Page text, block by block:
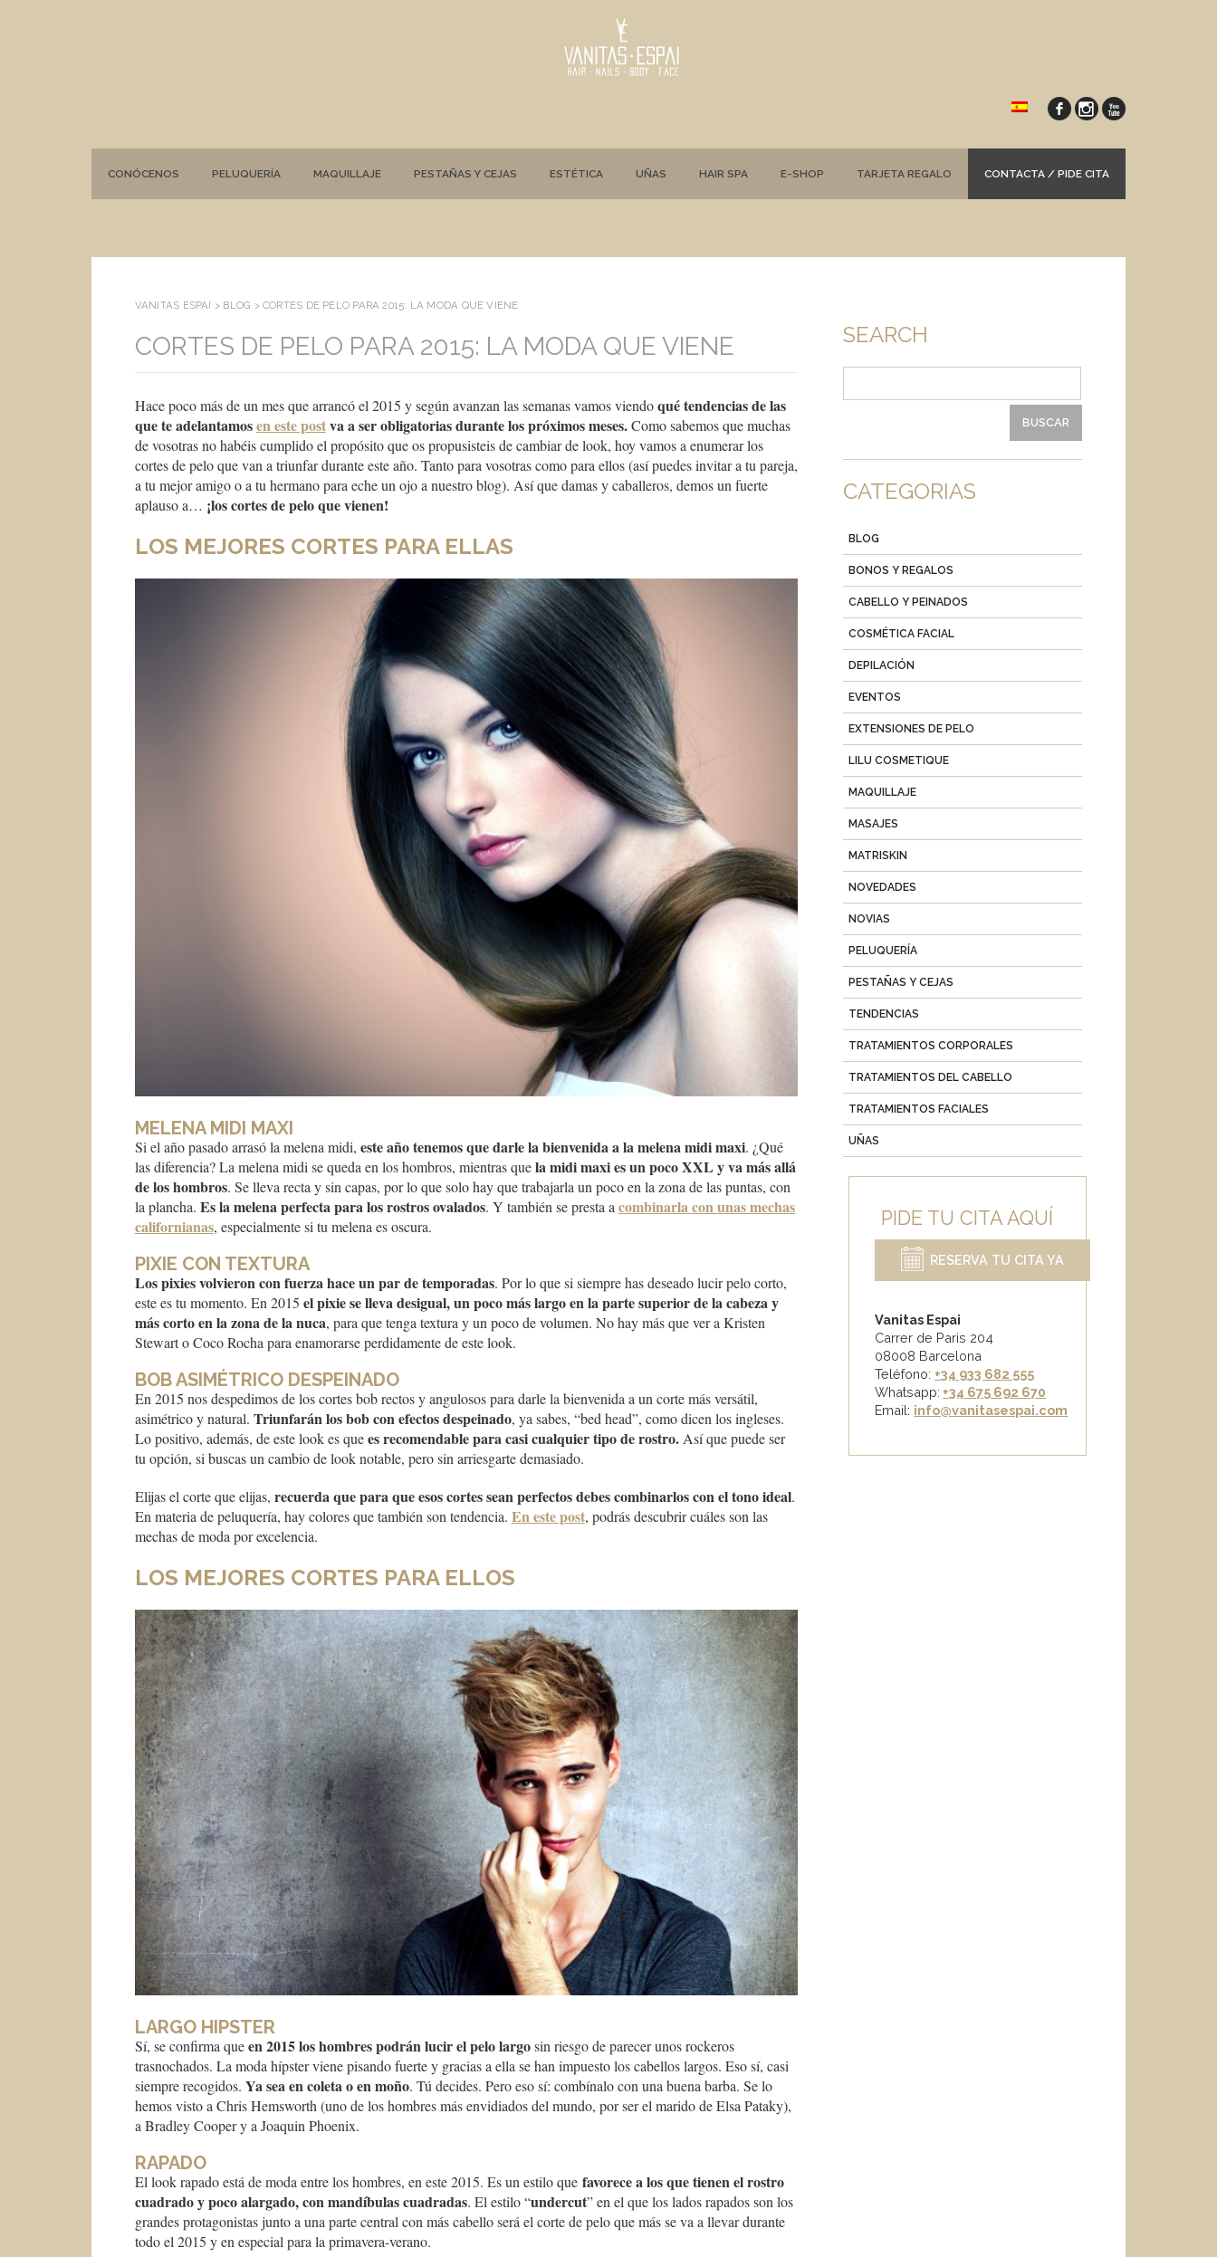
CONÓCENOS PELUQUERÍA MAQUILLAJE PESTAÑAS Y CEJAS ESTÉTICA UÑAS HAIR SPA E-SHOP TARJETA REGALO CONTACTA / PIDE CITA
VANITAS ESPAI > BLOG > CORTES DE PELO PARA 2015: LA MODA QUE VIENE
CORTES DE PELO PARA 2015: LA MODA QUE VIENE
Hace poco más de un mes que arrancó el 2015 y según avanzan las semanas vamos viendoqué tendencias de las
que te adelantamosen este postva a ser obligatorias durante los próximos meses.Como sabemos que muchas
de vosotras no habéis cumplido el propósito que os propusisteis de cambiar de look, hoy vamos a enumerar los
cortes de pelo que van a triunfar durante este año. Tanto para vosotras como para ellos (así puedes invitar a tu pareja,
a tu mejor amigo o a tu hermano para eche un ojo a nuestro blog). Así que damas y caballeros, demos un fuerte
aplauso a… ¡los cortes de pelo que vienen!
LOS MEJORES CORTES PARA ELLAS
MELENA MIDI MAXI
Si el año pasado arrasó la melena midi, este año tenemos que darle la bienvenida a la melena midi maxi. ¿Qué
las diferencia? La melena midi se queda en los hombros, mientras quela midi maxi es un poco XXL y va más allá
de los hombros. Se lleva recta y sin capas, por lo que solo hay que trabajarla un poco en la zona de las puntas, con
la plancha. Es la melena perfecta para los rostros ovalados. Y también se presta a combinarla con unas mechas
californianas, especialmente si tu melena es oscura.
PIXIE CON TEXTURA
Los pixies volvieron con fuerza hace un par de temporadas. Por lo que si siempre has deseado lucir pelo corto,
este es tu momento. En 2015 el pixie se lleva desigual, un poco más largo en la parte superior de la cabeza y
más corto en la zona de la nuca, para que tenga textura y un poco de volumen. No hay más que ver a Kristen
Stewart o Coco Rocha para enamorarse perdidamente de este look.
BOB ASIMÉTRICO DESPEINADO
En 2015 nos despedimos de los cortes bob rectos y angulosos para darle la bienvenida a un corte más versátil,
asimétrico y natural. Triunfarán los bob con efectos despeinado, ya sabes, “bed head”, como dicen los ingleses.
Lo positivo, además, de este look es quees recomendable para casi cualquier tipo de rostro. Así que puede ser
tu opción, si buscas un cambio de look notable, pero sin arriesgarte demasiado.
Elijas el corte que elijas, recuerda que para que esos cortes sean perfectos debes combinarlos con el tono ideal.
En materia de peluquería, hay colores que también son tendencia. En este post, podrás descubrir cuáles son las
mechas de moda por excelencia.
LOS MEJORES CORTES PARA ELLOS
LARGO HIPSTER
Sí, se confirma queen 2015 los hombres podrán lucir el pelo largosin riesgo de parecer unos rockeros
trasnochados. La moda hípster viene pisando fuerte y gracias a ella se han impuesto los cabellos largos. Eso sí, casi
siempre recogidos. Ya sea en coleta o en moño. Tú decides. Pero eso sí: combínalo con una buena barba. Se lo
hemos visto a Chris Hemsworth (uno de los hombres más envidiados del mundo, por ser el marido de Elsa Pataky),
a Bradley Cooper y a Joaquin Phoenix.
RAPADO
El look rapado está de moda entre los hombres, en este 2015. Es un estilo que favorece a los que tienen el rostro
cuadrado y poco alargado, con mandíbulas cuadradas. El estilo “undercut” en el que los lados rapados son los
grandes protagonistas junto a una parte central con más cabello será el corte de pelo que más se va a llevar durante
todo el 2015 y en especial para la primavera-verano.
SEARCH
CATEGORIAS
BLOG
BONOS Y REGALOS
CABELLO Y PEINADOS
COSMÉTICA FACIAL
DEPILACIÓN
EVENTOS
EXTENSIONES DE PELO
LILU COSMETIQUE
MAQUILLAJE
MASAJES
MATRISKIN
NOVEDADES
NOVIAS
PELUQUERÍA
PESTAÑAS Y CEJAS
TENDENCIAS
TRATAMIENTOS CORPORALES
TRATAMIENTOS DEL CABELLO
TRATAMIENTOS FACIALES
UÑAS
PIDE TU CITA AQUÍ
RESERVA TU CITA YA
Vanitas Espai
Carrer de Paris 204
08008 Barcelona
Teléfono: +34 933 682 555
Whatsapp: +34 675 692 670
Email: info@vanitasespai.com